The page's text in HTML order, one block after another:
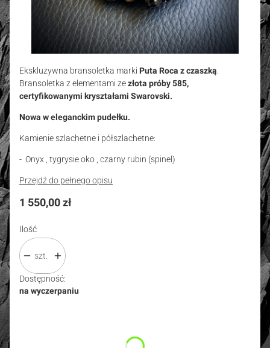
Ekskluzywna bransoletka marki Puta Roca z czaszką
Bransoletka z elementami zezłota próby 585,
certyfikowanymi kryształami Swarovski.
Nowa w eleganckim pudełku.
Kamienie szlachetne i półszlachetne:
- Onyx , tygrysie oko , czarny rubin (spinel)
Przejdź do pełnego opisu
Cena
1 550,00 zł
Ilość
szt.
Dostępność:
na wyczerpaniu